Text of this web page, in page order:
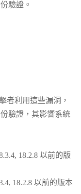
驗證。
利用這些漏洞，
驗證，其影響系統
18.2.8 以前的版
18.2.8 以前的版本